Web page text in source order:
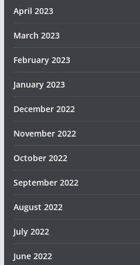
April 2023
March 2023
February 2023
January 2023
December 2022
November 2022
October 2022
September 2022
August 2022
July 2022
June 2022